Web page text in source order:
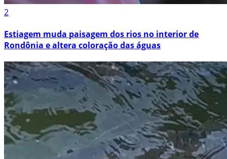
2
Estiagem muda paisagem dos rios no interior de
Rondônia e altera coloração das águas